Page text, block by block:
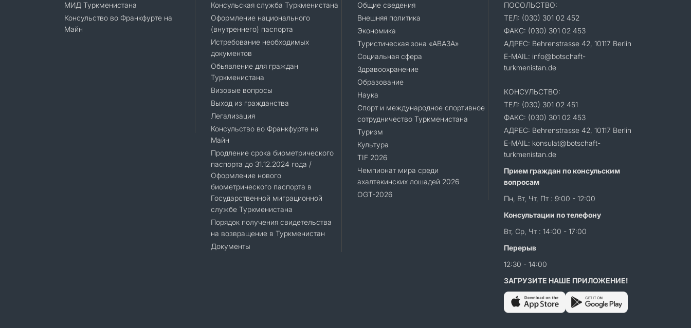
МИД Туркменистана
Консульство во Франкфурте на
Майн
Консульская служба Туркменистана
Оформление национального
(внутреннего) паспорта
Истребование необходимых
документов
Обьявление для граждан
Туркменистана
Визовые вопросы
Выход из гражданства
Легализация
Консульство во Франкфурте на
Майн
Продление срока биометрического
паспорта до 31.12.2024 года /
Оформление нового
биометрического паспорта в
Государственной миграционной
службе Туркменистана
Порядок получения свидетельства
на возвращение в Туркменистан
Документы
Общие сведения
Внешняя политика
Экономика
Туристическая зона «АВАЗА»
Социальная сфера
Здравоохранение
Образование
Наука
Спорт и международное спортивное
сотрудничество Туркменистана
Туризм
Культура
TIF 2026
Чемпионат мира среди
ахалтекинских лошадей 2026
OGT-2026
ПОСОЛЬСТВО:
ТЕЛ: (030) 301 02 452
ФАКС: (030) 301 02 453
АДРЕС: Behrenstrasse 42, 10117 Berlin
E-MAIL: info@botschaft-
turkmenistan.de
КОНСУЛЬСТВО:
ТЕЛ: (030) 301 02 451
ФАКС: (030) 301 02 453
АДРЕС: Behrenstrasse 42, 10117 Berlin
E-MAIL: konsulat@botschaft-
turkmenistan.de
Прием граждан по консульским
вопросам
Пн, Вт, Чт, Пт : 9:00 - 12:00
Консультации по телефону
Вт, Ср, Чт : 14:00 - 17:00
Перерыв
12:30 - 14:00
ЗАГРУЗИТЕ НАШЕ ПРИЛОЖЕНИЕ!